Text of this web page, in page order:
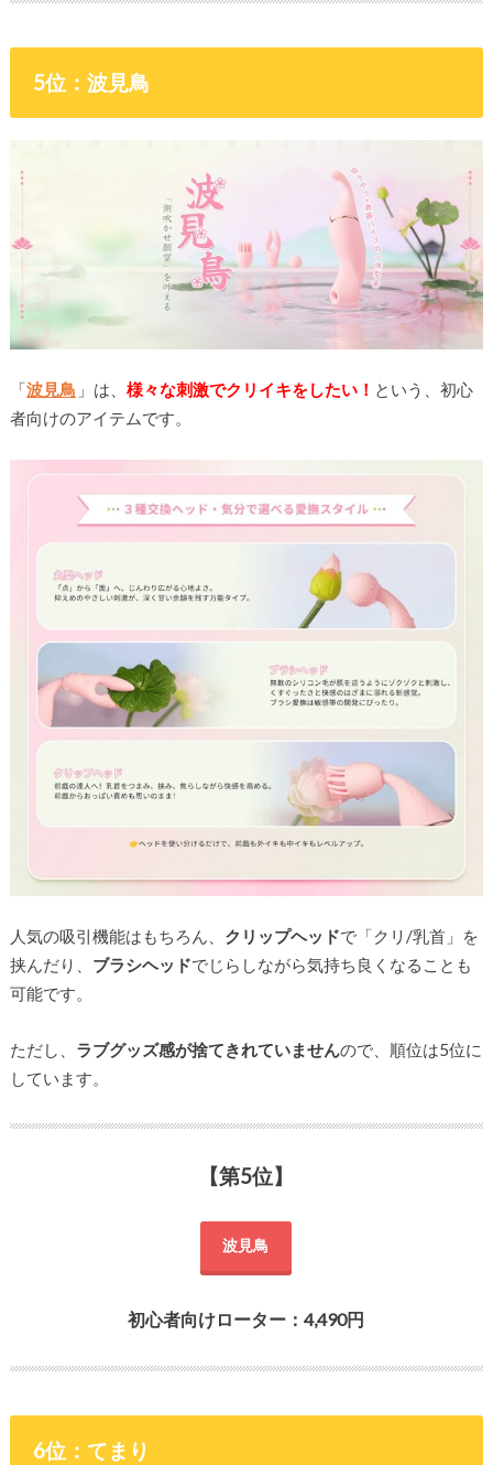
5位：波見鳥
「波見鳥 」は、 様々な刺激でクリイキをしたい！ という、初心
者向けのアイテムです。
人気の吸引機能はもちろん、 クリップヘッドで「クリ/乳首」を
挟んだり、 ブラシヘッドでじらしながら気持ち良くなることも
可能です。
ただし、 ラブグッズ感が捨てきれていませんので、順位は5位に
しています。
【第5位】
波見鳥
初心者向けローター：4,490円
6位：てまり